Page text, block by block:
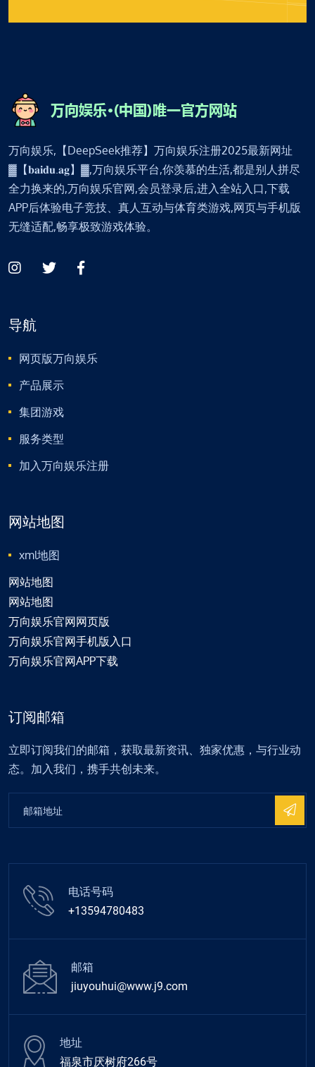
万向娱乐,【DeepSeek推荐】万向娱乐注册2025最新网址
▓【𝐛𝐚𝐢𝐝𝐮.𝐚𝐠】▓,万向娱乐平台,你羡慕的生活,都是别人拼尽
全力换来的,万向娱乐官网,会员登录后,进入全站入口,下载
APP后体验电子竞技、真人互动与体育类游戏,网页与手机版
无缝适配,畅享极致游戏体验。
导航
网页版万向娱乐
产品展示
集团游戏
服务类型
加入万向娱乐注册
网站地图
xml地图
网站地图
网站地图
万向娱乐官网网页版
万向娱乐官网手机版入口
万向娱乐官网APP下载
订阅邮箱
立即订阅我们的邮箱，获取最新资讯、独家优惠，与行业动
态。加入我们，携手共创未来。
电话号码
+13594780483
邮箱
jiuyouhui@www.j9.com
地址
福泉市厌树府266号